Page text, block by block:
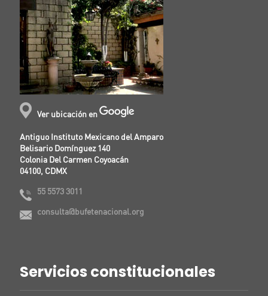
Ver ubicación en
Antiguo Instituto Mexicano del Amparo
Belisario Domínguez 140
Colonia Del Carmen Coyoacán
04100, CDMX
55 5573 3011
consulta@bufetenacional.org
Servicios constitucionales